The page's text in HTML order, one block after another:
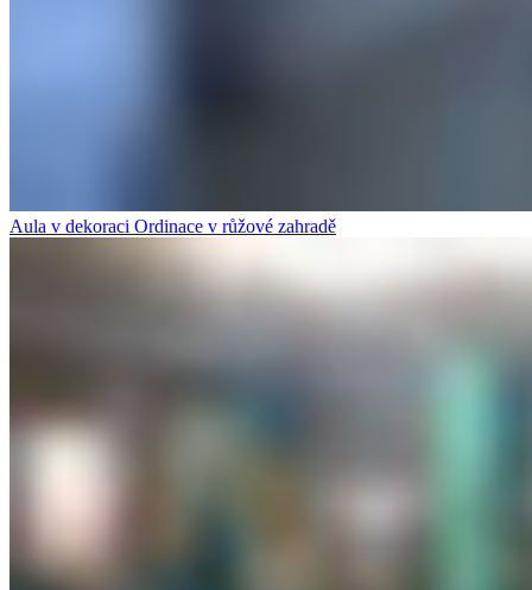
Aula v dekoraci Ordinace v růžové zahradě